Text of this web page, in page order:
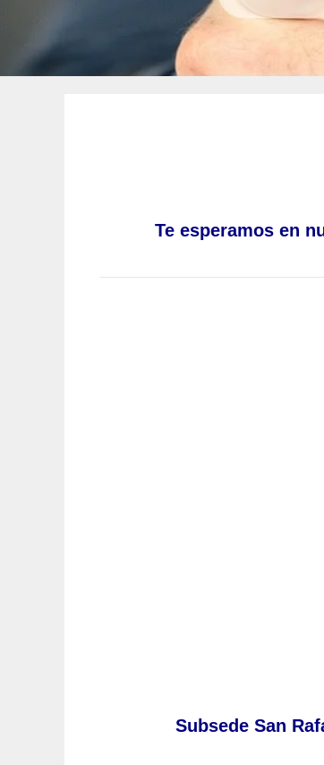
Te esperamos en
Subsede San